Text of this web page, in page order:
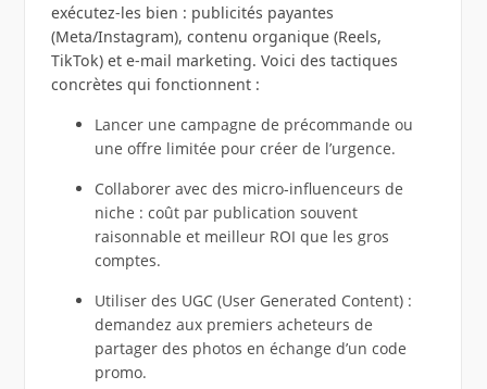
exécutez-les bien : publicités payantes
(Meta/Instagram), contenu organique (Reels,
TikTok) et e‑mail marketing. Voici des tactiques
concrètes qui fonctionnent :
Lancer une campagne de précommande ou
une offre limitée pour créer de l’urgence.
Collaborer avec des micro‑influenceurs de
niche : coût par publication souvent
raisonnable et meilleur ROI que les gros
comptes.
Utiliser des UGC (User Generated Content) :
demandez aux premiers acheteurs de
partager des photos en échange d’un code
promo.